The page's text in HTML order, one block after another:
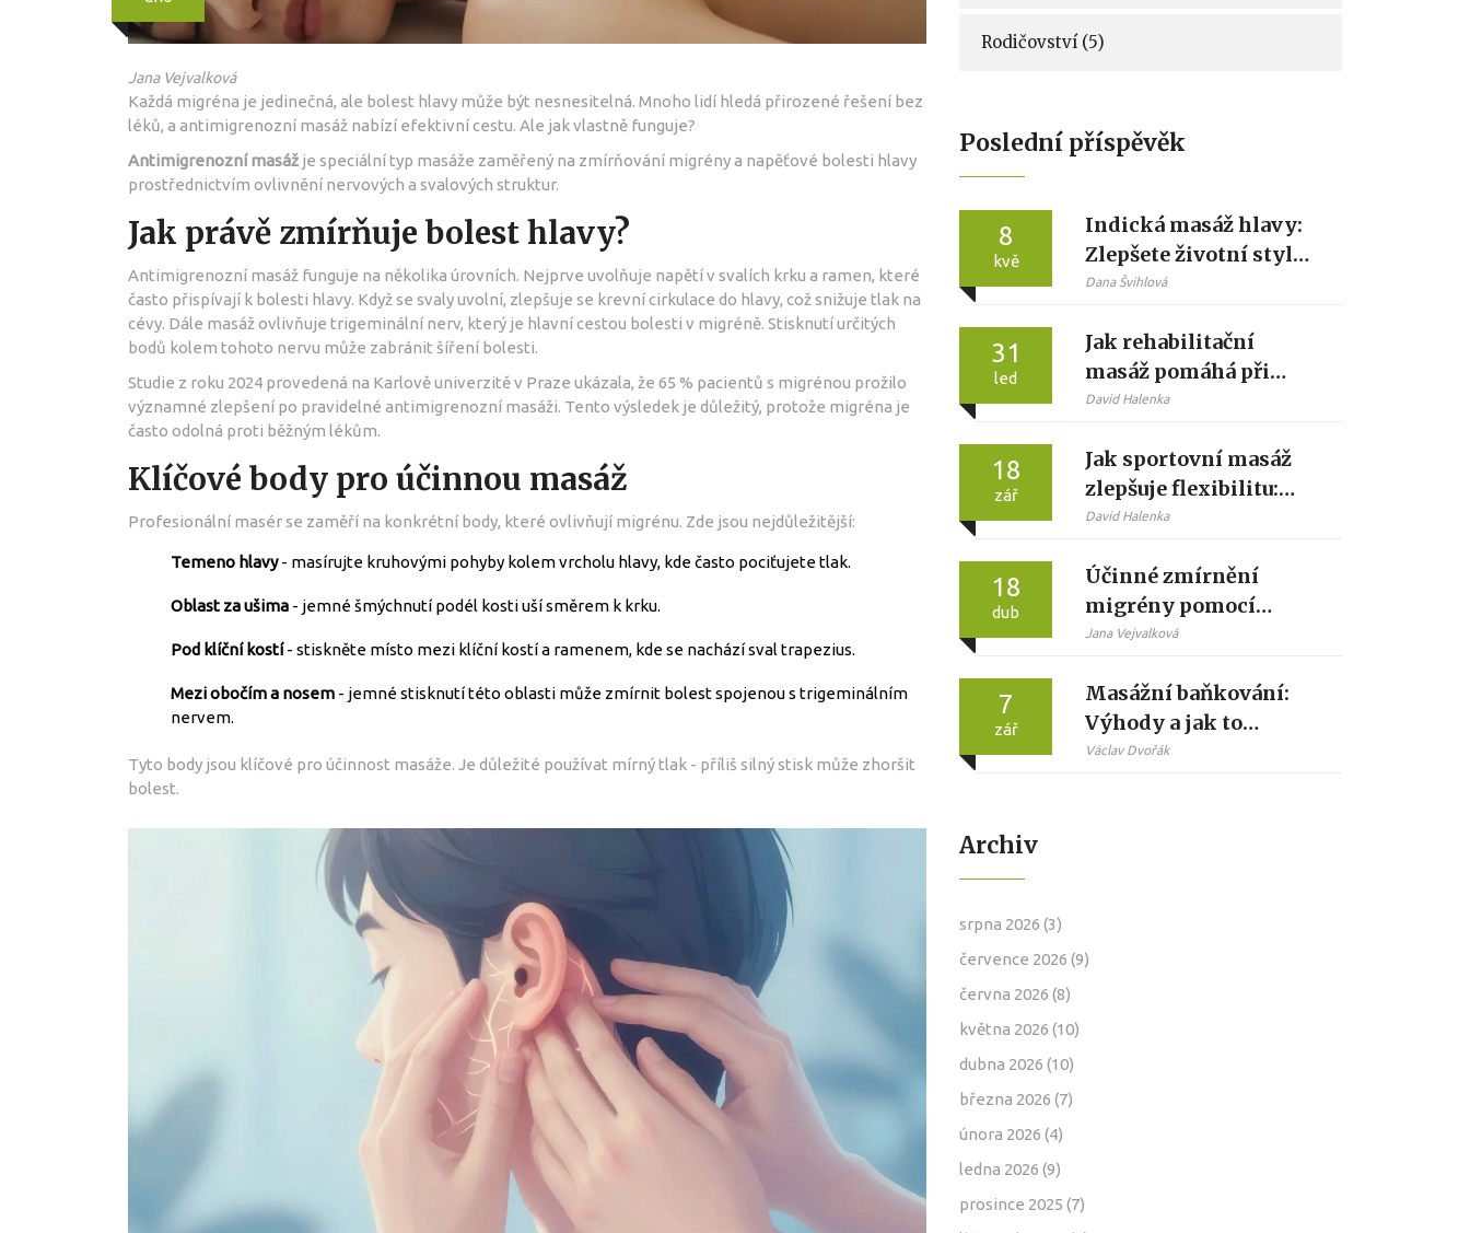
Jana Vejvalková
Každá migréna je jedinečná, ale bolest hlavy může být nesnesitelná. Mnoho lidí hledá přirozené řešení bez
léků, a antimigrenozní masáž nabízí efektivní cestu. Ale jak vlastně funguje?
Antimigrenozní masáž je speciální typ masáže zaměřený na zmírňování migrény a napěťové bolesti hlavy
prostřednictvím ovlivnění nervových a svalových struktur.
Jak právě zmírňuje bolest hlavy?
Antimigrenozní masáž funguje na několika úrovních. Nejprve uvolňuje napětí v svalích krku a ramen, které
často přispívají k bolesti hlavy. Když se svaly uvolní, zlepšuje se krevní cirkulace do hlavy, což snižuje tlak na
cévy. Dále masáž ovlivňuje trigeminální nerv, který je hlavní cestou bolesti v migréně. Stisknutí určitých
bodů kolem tohoto nervu může zabránit šíření bolesti.
Studie z roku 2024 provedená na Karlově univerzitě v Praze ukázala, že 65 % pacientů s migrénou prožilo
významné zlepšení po pravidelné antimigrenozní masáži. Tento výsledek je důležitý, protože migréna je
často odolná proti běžným lékům.
Klíčové body pro účinnou masáž
Profesionální masér se zaměří na konkrétní body, které ovlivňují migrénu. Zde jsou nejdůležitější:
Temeno hlavy- masírujte kruhovými pohyby kolem vrcholu hlavy, kde často pociťujete tlak.
Oblast za ušima - jemné šmýchnutí podél kosti uší směrem k krku.
Pod klíční kostí- stiskněte místo mezi klíční kostí a ramenem, kde se nachází sval trapezius.
Mezi obočím a nosem - jemné stisknutí této oblasti může zmírnit bolest spojenou s trigeminálním
nervem.
Tyto body jsou klíčové pro účinnost masáže. Je důležité používat mírný tlak - příliš silný stisk může zhoršit
bolest.
Rodičovství (5)
Poslední příspěvěk
8
kvě
Indická masáž hlavy:
Zlepšete životní styl
jedním dotykem
Dana Švihlová
31
led
Jak rehabilitační
masáž pomáhá při
léčení artritidy
David Halenka
18
zář
Jak sportovní masáž
zlepšuje flexibilitu:
věda, postupy a
David Halenka
18
dub
Účinné zmírnění
migrény pomocí
speciálních masážních
Jana Vejvalková
7
zář
Masážní baňkování:
Výhody a jak to
funguje
Václav Dvořák
Archiv
srpna 2026 (3)
července 2026 (9)
června 2026 (8)
května 2026 (10)
dubna 2026 (10)
března 2026 (7)
února 2026 (4)
ledna 2026 (9)
prosince 2025 (7)